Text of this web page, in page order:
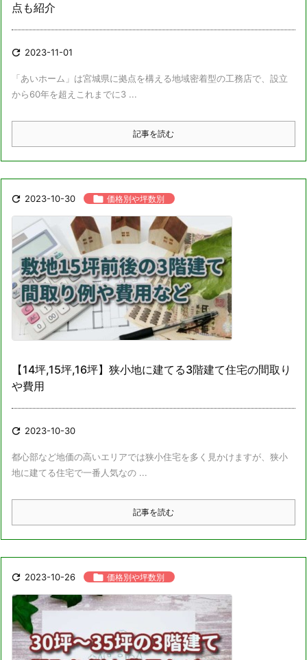
点も紹介
 2023-11-01
「あいホーム」は宮城県に拠点を構える地域密着型の工務店で、設立
から60年を超えこれまでに3 ...
記事を読む
 2023-10-30  価格別や坪数別
【14坪,15坪,16坪】狭小地に建てる3階建て住宅の間取り
や費用
 2023-10-30
都心部など地価の高いエリアでは狭小住宅を多く見かけますが、狭小
地に建てる住宅で一番人気なの ...
記事を読む
 2023-10-26  価格別や坪数別